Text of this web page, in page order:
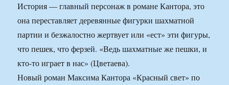
История — главный персонаж в романе Кантора, это
она переставляет деревянные фигурки шахматной
партии и безжалостно жертвует или «ест» эти фигуры,
что пешек, что ферзей. «Ведь шахматные же пешки, и
кто-то играет в нас» (Цветаева).
Новый роман Максима Кантора «Красный свет» по